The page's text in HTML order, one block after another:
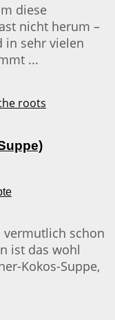
diese
nicht herum –
in sehr vielen
...
vermutlich schon
ist das wohl
Kokos-Suppe,